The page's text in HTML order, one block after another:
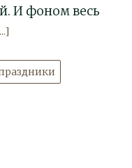
И фоном весь